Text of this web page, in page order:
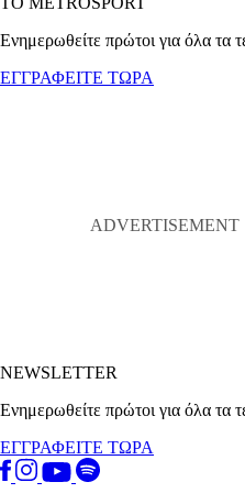
Ενημερωθείτε πρώτοι για όλα τα
ΕΓΓΡΑΦΕΙΤΕ ΤΩΡΑ
NEWSLETTER
Ενημερωθείτε πρώτοι για όλα τα
ΕΓΓΡΑΦΕΙΤΕ ΤΩΡΑ